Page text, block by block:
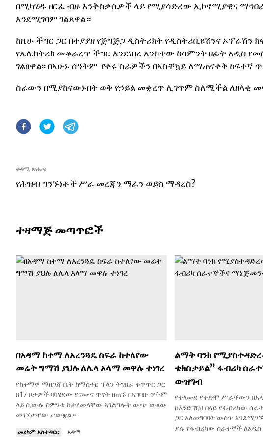
በሚካሄዱ ዘርፈ ብዙ እንቅስቃሴዎች ላይ የሚያሳድረው ኢኮኖሚያዊና
እንደሚገባም ገልጸዋል።
ከዚሁ ችግር ጋር በተያያዘ የጅግጅጋ ዲስትሪክት የዲስትሪቢዩሽንና ኦፕሬሽን
የኤሌክትሪክ መቆራረጥ ችግር እንደነበረ አንስተው ከሳምንት በፊት አዲስ
ገልፀዋል፡፡ በአሁኑ ሰዓትም የቀሩ ስራዎችን በአስቸኳይ ለማጠናቀቅ ከፍተኛ
ስራውን በሚያከናውኑበት ወቅ የኃይል መቋረጥ ሊገጥም ስለሚችል ለዘላቂ
ቀዳሚ ጽሑፍ
የሕዝብ ግንኙነቶች ሥራ መረጃን ማፈን ወይስ ማዳረስ?
ተዛማጅ መጣጥፎች
በአዳማ ከተማ ለአረንጓዴ ስፍራ ከተለየው
መሬት ግማሽ ያህሉ ለሌላ አላማ መዋሉ ተነገረ
የከተማዋ ማዘጋጃ ቤት ከማስተር ፕላን ትግበራ ቁጥጥር ጋር
በ17 ቦታዎች ባካሄደው የናሙና ጥናት ዘጠኙ በአግባቡ ጥቅም
ላይ ሲውሉ ስምንቱ ከታለመላቸው አገልግሎት ውጭ ውለው
መገኘታቸው ታውቋል።
መልካም አስተዳደር አዳማ
ልማት ባንክ
ቴክስታይል” ፋብሪካ
ውዝግብ
የተለመደ የቀድሞ ሥራቸውን
ከአንድ ሺህ በላይ የፋብሪካው
ጋር አለመግባባት ውስጥ
ያሉ የፋብሪካው ሰራተኞች ለአዲስ